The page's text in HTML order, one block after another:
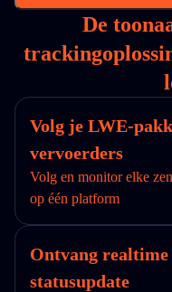
De
Volg je LWE-
vervoerders
Volg en monitor elke
op één platform
Ontvang
statusupdate